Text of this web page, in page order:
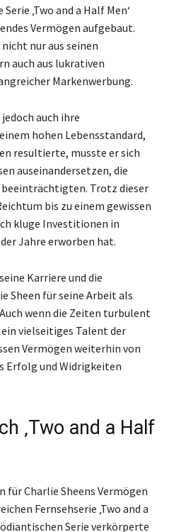
‚Two and a Half Men‘
Vermögen aufgebaut.
nur aus seinen
auch aus lukrativen
Markenwerbung.
auch ihre
hohen Lebensstandard,
resultierte, musste er sich
auseinandersetzen, die
Trotz dieser
bis zu einem gewissen
kluge Investitionen in
Jahre erworben hat.
Karriere und die
Sheen für seine Arbeit als
wenn die Zeiten turbulent
vielseitiges Talent der
Vermögen weiterhin von
Erfolg und Widrigkeiten
‚Two and a Half
für Charlie Sheens Vermögen
Fernsehserie ‚Two and a
Serie verkörperte